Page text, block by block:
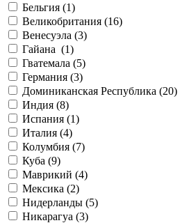
Бельгия (1)
Великобритания (16)
Венесуэла (3)
Гайана (1)
Гватемала (5)
Германия (3)
Доминиканская Республика (20)
Индия (8)
Испания (1)
Италия (4)
Колумбия (7)
Куба (9)
Маврикий (4)
Мексика (2)
Нидерланды (5)
Никарагуа (3)